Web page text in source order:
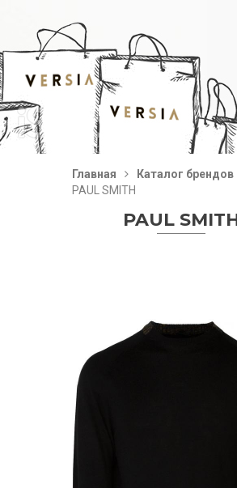
Главная
Каталог брендов
PAUL SMITH
PAUL